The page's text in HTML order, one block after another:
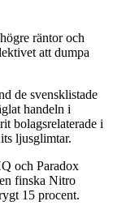
räntor och
att dumpa
de svensklistade
handeln i
bolagsrelaterade i
ljusglimtar.
och Paradox
finska Nitro
15 procent.